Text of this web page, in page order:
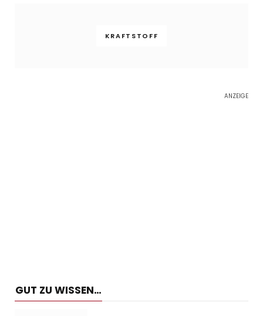
KRAFTSTOFF
ANZEIGE
GUT ZU WISSEN…